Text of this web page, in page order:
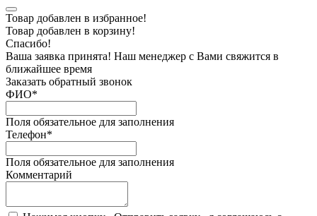
Товар добавлен в избранное!
Товар добавлен в корзину!
Спасибо!
Ваша заявка принята! Наш менеджер с Вами свяжится в
ближайшее время
Заказать обратный звонок
ФИО*
Поля обязательное для заполнения
Телефон*
Поля обязательное для заполнения
Комментарий